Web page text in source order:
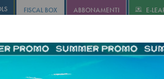
FISCAL BOX ABBONAMENTI E-